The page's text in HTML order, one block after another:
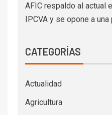
AFIC respaldo al actual
IPCVA y se opone a
CATEGORÍAS
Actualidad
Agricultura